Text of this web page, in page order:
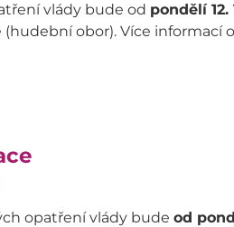
vlády bude od pondělí 12.
obor). Více informací
opatření vlády bude od